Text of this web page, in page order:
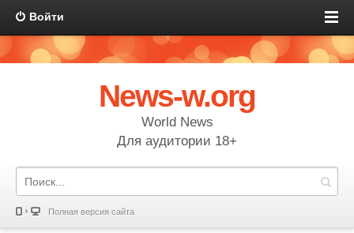
Войти
News-w.org
World News
Для аудитории 18+
Полная версия сайта